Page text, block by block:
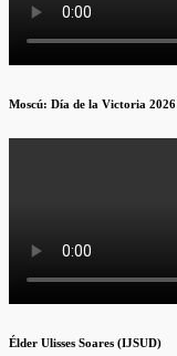
Moscú: Día de la Victoria 2026
Élder Ulisses Soares (IJSUD)